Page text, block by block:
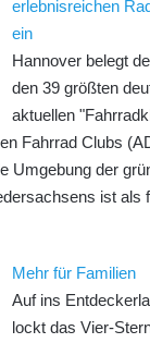
erlebnisreichen
ein
Hannover belegt
den 39 größten
aktuellen
Fahrrad Clubs
Umgebung der
ist als
Mehr für Familien
Auf ins
lockt das Vier-